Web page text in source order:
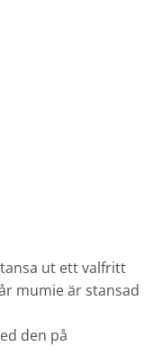
ut ett valfritt
mumie är stansad
den på